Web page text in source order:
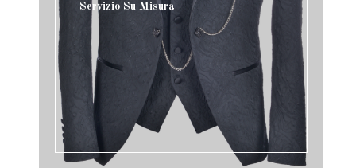
Servizio Su Misura